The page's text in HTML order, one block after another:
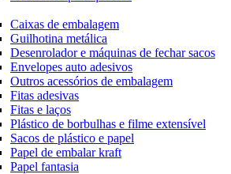
Caixas de embalagem
Guilhotina metálica
Desenrolador e máquinas de fechar sacos
Envelopes auto adesivos
Outros acessórios de embalagem
Fitas adesivas
Fitas e laços
Plástico de borbulhas e filme extensível
Sacos de plástico e papel
Papel de embalar kraft
Papel fantasia